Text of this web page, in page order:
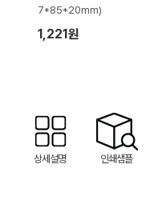
7*85*20mm)
1,221원
상세설명 인쇄샘플